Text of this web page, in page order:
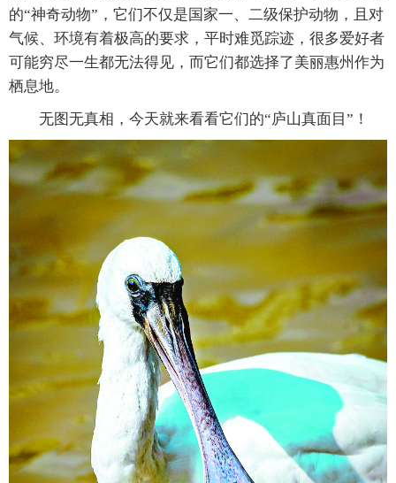
的“神奇动物”，它们不仅是国家一、二级保护动物，且对
气候、环境有着极高的要求，平时难觅踪迹，很多爱好者
可能穷尽一生都无法得见，而它们都选择了美丽惠州作为
栖息地。
无图无真相，今天就来看看它们的“庐山真面目”！